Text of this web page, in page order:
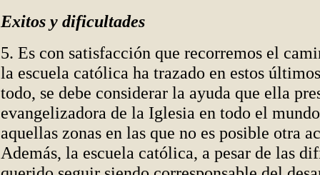
Exitos y dificultades
5. Es con satisfacción que recorremos el
la escuela católica ha trazado en estos
todo, se debe considerar la ayuda que ella
evangelizadora de la Iglesia en todo el
aquellas zonas en las que no es posible otra
Además, la escuela católica, a pesar de las